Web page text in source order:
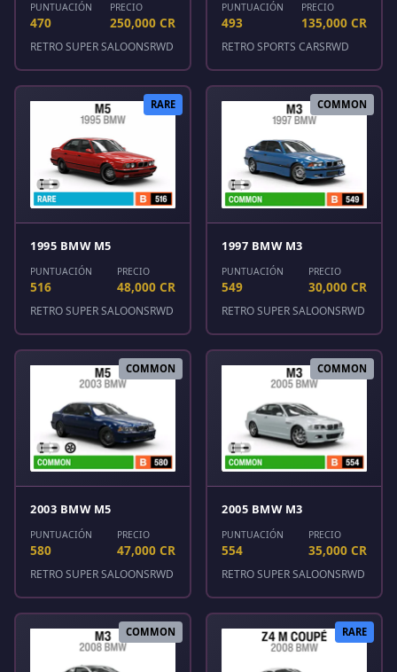
PUNTUACIÓN
470
PRECIO
250,000 CR
RETRO SUPER SALOONSRWD
PUNTUACIÓN
493
PRECIO
135,000 CR
RETRO SPORTS CARSRWD
RARE
1995 BMW M5
PUNTUACIÓN
516
PRECIO
48,000 CR
RETRO SUPER SALOONSRWD
COMMON
1997 BMW M3
PUNTUACIÓN
549
PRECIO
30,000 CR
RETRO SUPER SALOONSRWD
COMMON
2003 BMW M5
PUNTUACIÓN
580
PRECIO
47,000 CR
RETRO SUPER SALOONSRWD
COMMON
2005 BMW M3
PUNTUACIÓN
554
PRECIO
35,000 CR
RETRO SUPER SALOONSRWD
COMMON RARE